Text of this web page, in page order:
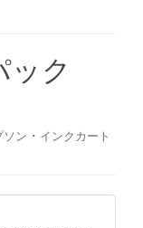
ク
ソン ・ インクカート